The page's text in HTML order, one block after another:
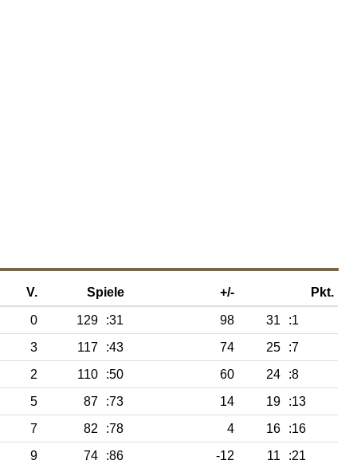
V. Spiele +/- Pkt.
0 129 :31 98 31
:1
3 117 :43 74 25
:7
2 110 :50 60 24
:8
5 87 :73 14 19
:13
7 82 :78 4 16
:16
9 74 :86 -12 11 :21